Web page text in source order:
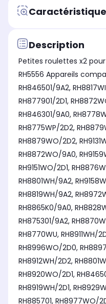
Description
Petites roulettes x2 pour
RH5556 Appareils
RH846501/9A2, RH8817WI/2D2, RH8776WP/2D1,
RH877901/2D1, RH8872WO, RH875383/9A0,
RH846301/9A0, RH8778WO/2D2, RH875801/9A0,
RH8775WP/2D2, RH8879WO/9A2, RH877101/HM0,
RH8879WO/2D2, RH9131WH/2D1, RH8777WP/2D2,
RH8872WO/9A0, RH9159WO/2D0R, RH875801/9A2,
RH9151WO/2D1, RH8876WO9A0, RH8770WU/2D2,
RH8801WH/9A2, RH9158WO/2D1R, RH8771,
RH8819WH/9A2, RH8972WO/2D1, RH846901/9A2,
RH8865K0/9A0, RH8828WO/2D0, RH8996WO, RH8753,
RH875301/9A2, RH8870WO/2D2, RH8828WO,
RH8770WU, RH8911WH/2D0, RH8919WH/2D0,
RH8996WO/2D0, RH8897WO/2D2, RH8460WH/9A0,
RH8912WH/2D2, RH8801WH/9A0, RH877183/HM0,
RH8920WO/2D1, RH846501/9A1, RH9174WO/2D0,
RH8919WH/2D1, RH8929WO/2D1, RH8813WH/9A0,
RH885701, RH8977WO/2D1, RH9172WO/2D1, RH8857,